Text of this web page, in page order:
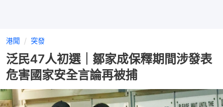
港聞 突發
泛民47人初選｜鄒家成保釋期間涉發表
危害國家安全言論再被捕